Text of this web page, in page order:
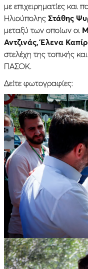
με επιχειρηματίες και
Ηλιούπολης Στάθης
μεταξύ των οποίων οι
Αντζινάς, Έλενα
στελέχη της τοπικής
ΠΑΣΟΚ.
Δείτε φωτογραφίες: